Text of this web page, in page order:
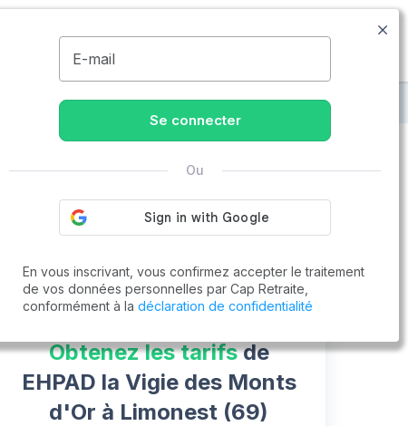
04.81.68.19.94
EHPAD la Vigie des Monts d'Or
Cap Retraite vous aide à trouver un emploi
Obtenez les tarifsde
EHPAD la Vigie des Monts
d'Or à Limonest (69)
E-mail
Se connecter
Ou
En vous inscrivant, vous confirmez accepter le traitement
de vos données personnelles par Cap Retraite,
conformément à la déclaration de confidentialité